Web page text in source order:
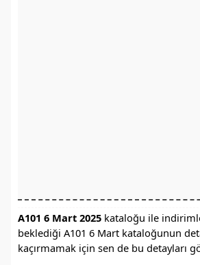
A101 6 Mart 2025 kataloğu ile
beklediği A101 6 Mart kataloğunun
kaçırmamak için sen de bu detayları